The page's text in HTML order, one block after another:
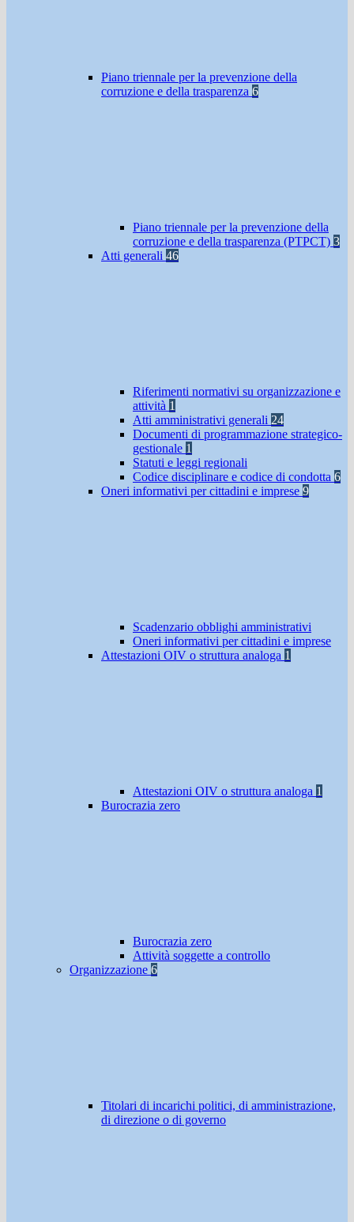
Piano triennale per la prevenzione della
corruzione e della trasparenza 6
Piano triennale per la prevenzione della
corruzione e della trasparenza (PTPCT) 3
Atti generali 46
Riferimenti normativi su organizzazione e
attività 1
Atti amministrativi generali 24
Documenti di programmazione strategico-
gestionale 1
Statuti e leggi regionali
Codice disciplinare e codice di condotta 6
Oneri informativi per cittadini e imprese 9
Scadenzario obblighi amministrativi
Oneri informativi per cittadini e imprese
Attestazioni OIV o struttura analoga 1
Attestazioni OIV o struttura analoga 1
Burocrazia zero
Burocrazia zero
Attività soggette a controllo
Organizzazione 6
Titolari di incarichi politici, di amministrazione,
di direzione o di governo